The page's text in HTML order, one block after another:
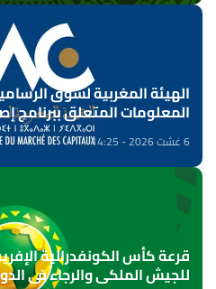
الهيئة المغربية لسوق
المعلومات المتعلق ببرنامج
طرف بنك "CFG" 6 غشت 2026 - 14:25
قرعة كأس الكونفدرالية
للجيش الملكي والرجاء في